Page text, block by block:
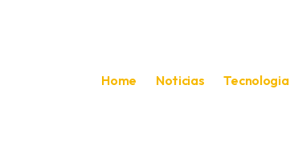
Home Noticias Tecnologia